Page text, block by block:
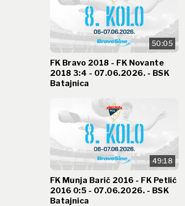
50:05
FK Bravo 2018 - FK Novante
2018 3:4 - 07.06.2026. - BSK
Batajnica
49:18
FK Munja Barič 2016 - FK Petlić
2016 0:5 - 07.06.2026. - BSK
Batajnica